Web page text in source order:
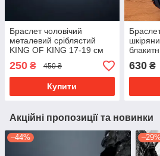
Браслет чоловічий
металевий сріблястий
KING OF KING 17-19 см
250 ₴ 450 ₴
Купити
630₴
Акційні пропозиції та новинки
–44% –29%